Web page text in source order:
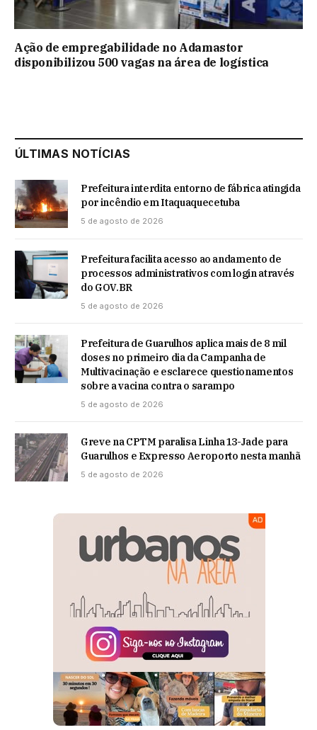
Ação de empregabilidade no Adamastor
disponibilizou 500 vagas na área de logística
ÚLTIMAS NOTÍCIAS
Prefeitura interdita entorno de fábrica atingida
por incêndio em Itaquaquecetuba
5 de agosto de 2026
Prefeitura facilita acesso ao andamento de
processos administrativos com login através
do GOV.BR
5 de agosto de 2026
Prefeitura de Guarulhos aplica mais de 8 mil
doses no primeiro dia da Campanha de
Multivacinação e esclarece questionamentos
sobre a vacina contra o sarampo
5 de agosto de 2026
Greve na CPTM paralisa Linha 13-Jade para
Guarulhos e Expresso Aeroporto nesta manhã
5 de agosto de 2026